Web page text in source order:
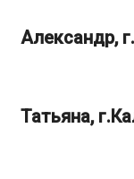
Александр,
Татьяна,